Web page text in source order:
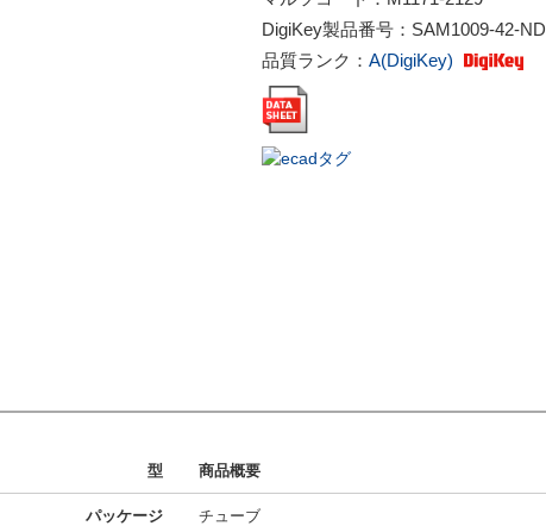
DigiKey製品番号： SAM1009-42-ND
品質ランク： A(DigiKey)
型 商品概要
パッケージ チューブ